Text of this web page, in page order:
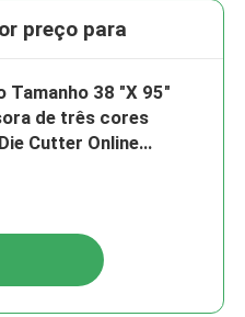
preço para
Tamanho 38 "X 95"
de três cores
Cutter Online